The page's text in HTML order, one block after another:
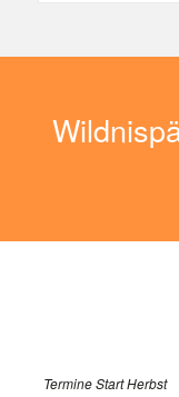
Termine Start Herbst